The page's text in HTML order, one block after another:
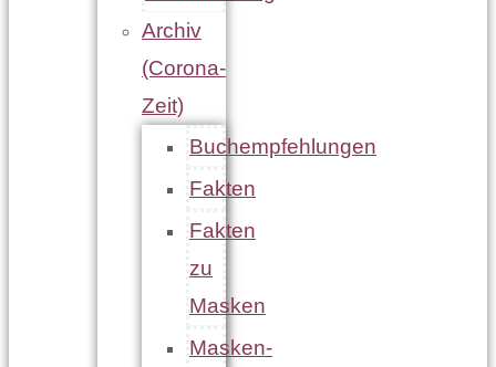
Archiv
(Corona-
Zeit)
Buchempfehlungen
Fakten
Fakten
zu
Masken
Masken-